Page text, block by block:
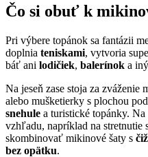
Čo si obuť k
Pri výbere topánok sa fantázii
doplnia teniskami, vytvoria
báť ani lodičiek, balerínok a
Na jeseň zase stoja za zváženie
alebo mušketierky s plochou
snehule a turistické topánky.
vzhľadu, napríklad na stretnutie
skombinovať mikinové šaty s
bez opätku.